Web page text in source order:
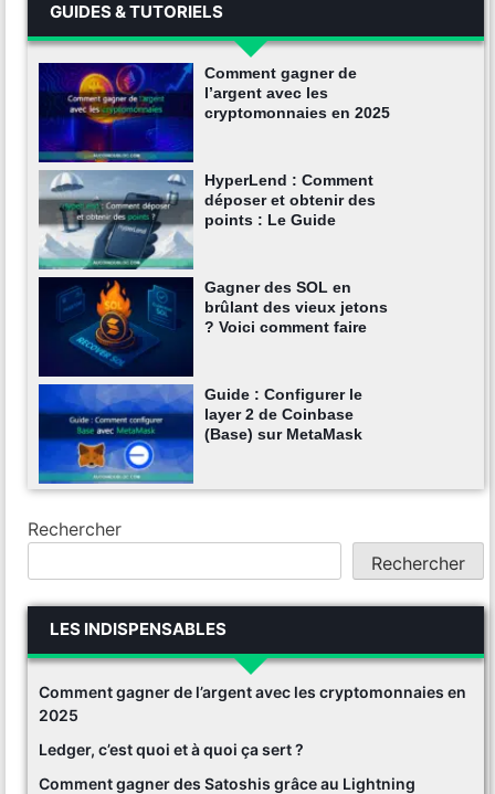
GUIDES & TUTORIELS
Comment gagner de
l’argent avec les
cryptomonnaies en 2025
HyperLend : Comment
déposer et obtenir des
points : Le Guide
Gagner des SOL en
brûlant des vieux jetons
? Voici comment faire
Guide : Configurer le
layer 2 de Coinbase
(Base) sur MetaMask
Rechercher
Rechercher
LES INDISPENSABLES
Comment gagner de l’argent avec les cryptomonnaies en
2025
Ledger, c’est quoi et à quoi ça sert ?
Comment gagner des Satoshis grâce au Lightning